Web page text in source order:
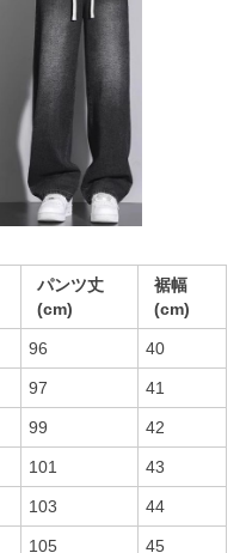
パンツ丈
(cm)
裾幅
(cm)
96 40
97 41
99 42
101 43
103 44
105 45